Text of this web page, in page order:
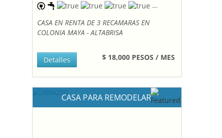
CASA EN RENTA DE 3 RECAMARAS EN
COLONIA MAYA - ALTABRISA
$ 18,000 PESOS / MES
Detalles
CASA PARA REMODELAR